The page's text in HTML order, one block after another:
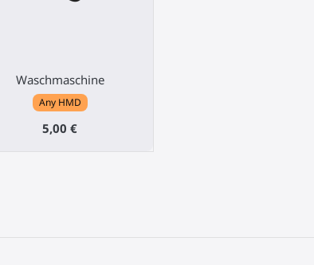
Waschmaschine
Any HMD
5,00 €